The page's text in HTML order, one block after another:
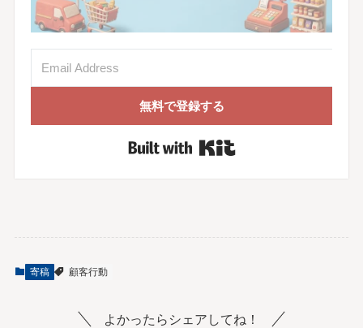
無料で登録する
Built with Kit
寄稿 顧客行動
よかったらシェアしてね！